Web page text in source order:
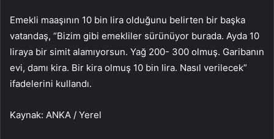
Emekli maaşının 10 bin lira olduğunu belirten bir başka
vatandaş, “Bizim gibi emekliler sürünüyor burada. Ayda 10
liraya bir simit alamıyorsun. Yağ 200- 300 olmuş. Garibanın
evi, damı kira. Bir kira olmuş 10 bin lira. Nasıl verilecek”
ifadelerini kullandı.
Kaynak: ANKA / Yerel